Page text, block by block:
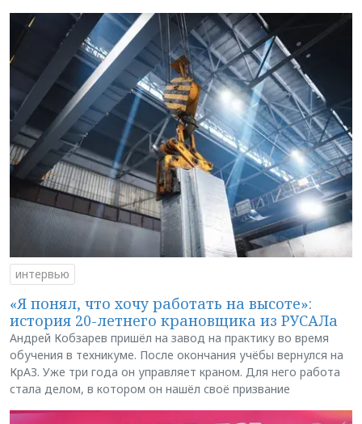
интервью
«Я понял, что хочу работать на высоте»:
история 20-летнего крановщика из РУСАЛа
Андрей Кобзарев пришёл на завод на практику во время
обучения в техникуме. После окончания учёбы вернулся на
КрАЗ. Уже три года он управляет краном. Для него работа
стала делом, в котором он нашёл своё призвание